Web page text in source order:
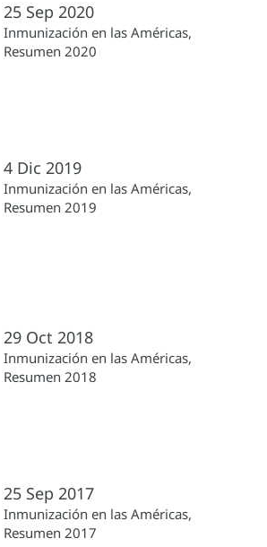
25 Sep 2020
Inmunización en las Américas,
Resumen 2020
4 Dic 2019
Inmunización en las Américas,
Resumen 2019
29 Oct 2018
Inmunización en las Américas,
Resumen 2018
25 Sep 2017
Inmunización en las Américas,
Resumen 2017